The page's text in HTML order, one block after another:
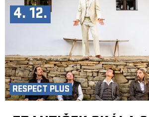
4. 12.
RESPECT PLUS